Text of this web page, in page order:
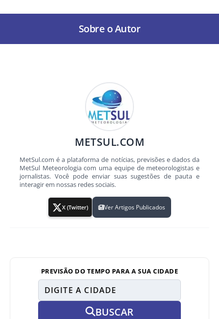
Sobre o Autor
METSUL.COM
MetSul.com é a plataforma de notícias, previsões e dados da
MetSul Meteorologia com uma equipe de meteorologistas e
jornalistas. Você pode enviar suas sugestões de pauta e
interagir em nossas redes sociais.
X (Twitter) Ver Artigos Publicados
PREVISÃO DO TEMPO PARA A SUA CIDADE
BUSCAR